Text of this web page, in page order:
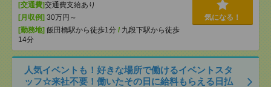
[交通費]交通費支給あり
[月収例] 30万円～
[勤務地] 飯田橋駅から徒歩1分 / 九段下駅から徒歩
14分
気になる！
人気イベントも！好きな場所で働けるイベントスタ
ッフ☆来社不要！働いたその日に給料もらえる日払